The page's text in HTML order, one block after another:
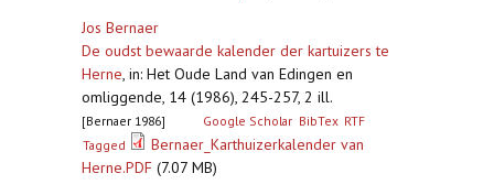
Jos Bernaer
De oudst bewaarde kalender der kartuizers te
Herne, in: Het Oude Land van Edingen en
omliggende, 14 (1986), 245-257, 2 ill.
[Bernaer 1986] Google Scholar BibTex RTF
Tagged
Bernaer_Karthuizerkalender van
Herne.PDF (7.07 MB)